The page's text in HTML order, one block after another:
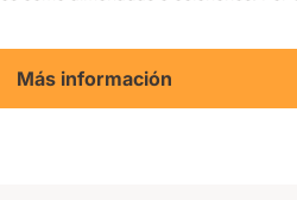
Más información